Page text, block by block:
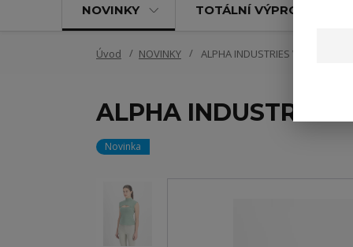
NOVINKY TOTÁLNÍ VÝPRODEJ
Úvod NOVINKY ALPHA INDUSTRIES WORLD CUT
ALPHA INDUSTRIES
Novinka